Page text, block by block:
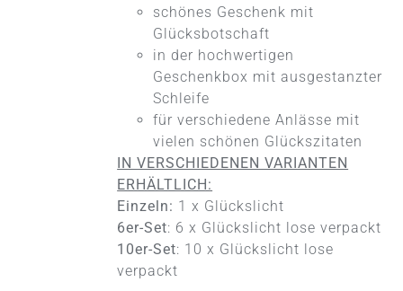
schönes Geschenk mit
Glücksbotschaft
in der hochwertigen
Geschenkbox mit ausgestanzter
Schleife
für verschiedene Anlässe mit
vielen schönen Glückszitaten
IN VERSCHIEDENEN VARIANTEN
ERHÄLTLICH:
Einzeln: 1 x Glückslicht
6er-Set: 6 x Glückslicht lose verpackt
10er-Set: 10 x Glückslicht lose
verpackt